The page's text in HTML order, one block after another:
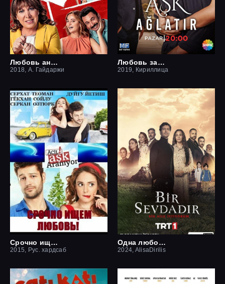
Любовь ангелов
2018, А. Гайдаржи
Любовь заставит плакать
2019, Кириллица
Срочно ищем любовь
2015, Рус. хардсаб
Одна любовь
2024, AlisaDirilis